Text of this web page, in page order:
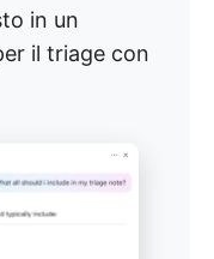
in un
il triage con